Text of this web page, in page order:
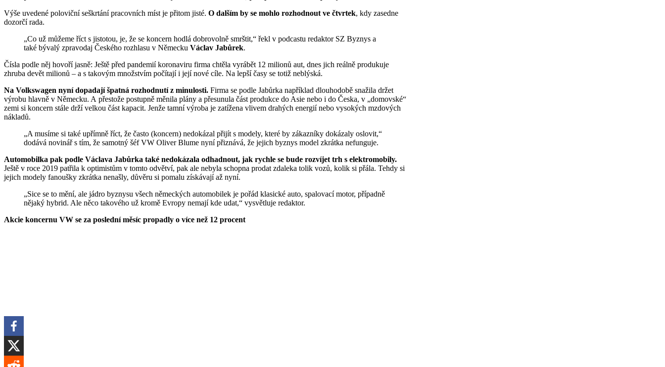
Výše uvedené poloviční seškrtání pracovních míst je přitom jisté. O dalším by se mohlo rozhodnout ve čtvrtek, kdy zasedne
dozorčí rada.
„Co už můžeme říct s jistotou, je, že se koncern hodlá dobrovolně smrštit,“ řekl v podcastu redaktor SZ Byznys a
také bývalý zpravodaj Českého rozhlasu v Německu Václav Jabůrek.
Čísla podle něj hovoří jasně: Ještě před pandemií koronaviru firma chtěla vyrábět 12 milionů aut, dnes jich reálně produkuje
zhruba devět milionů – a s takovým množstvím počítají i její nové cíle. Na lepší časy se totiž neblýská.
Na Volkswagen nyní dopadají špatná rozhodnutí z minulosti. Firma se podle Jabůrka například dlouhodobě snažila držet
výrobu hlavně v Německu. A přestože postupně měnila plány a přesunula část produkce do Asie nebo i do Česka, v „domovské“
zemi si koncern stále drží velkou část kapacit. Jenže tamní výroba je zatížena vlivem drahých energií nebo vysokých mzdových
nákladů.
„A musíme si také upřímně říct, že často (koncern) nedokázal přijít s modely, které by zákazníky dokázaly oslovit,“
dodává novinář s tím, že samotný šéf VW Oliver Blume nyní přiznává, že jejich byznys model zkrátka nefunguje.
Automobilka pak podle Václava Jabůrka také nedokázala odhadnout, jak rychle se bude rozvíjet trh s elektromobily.
Ještě v roce 2019 patřila k optimistům v tomto odvětví, pak ale nebyla schopna prodat zdaleka tolik vozů, kolik si přála. Tehdy si
jejich modely fanoušky zkrátka nenašly, důvěru si pomalu získávají až nyní.
„Sice se to mění, ale jádro byznysu všech německých automobilek je pořád klasické auto, spalovací motor, případně
nějaký hybrid. Ale něco takového už kromě Evropy nemají kde udat,“ vysvětluje redaktor.
Akcie koncernu VW se za poslední měsíc propadly o více než 12 procent